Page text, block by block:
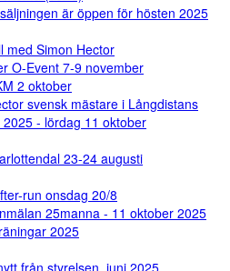
är öppen för hösten 2025
med Simon Hector
O-Event 7-9 november
2 oktober
svensk mästare i Långdistans
- lördag 11 oktober
23-24 augusti
run onsdag 20/8
25manna - 11 oktober 2025
2025
från styrelsen, juni 2025